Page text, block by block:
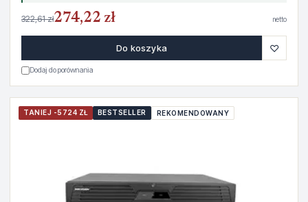
322,61 zł274,22 zł netto
Do koszyka ♡
Dodaj do porównania
TANIEJ -5724 ZŁ BESTSELLER REKOMENDOWANY